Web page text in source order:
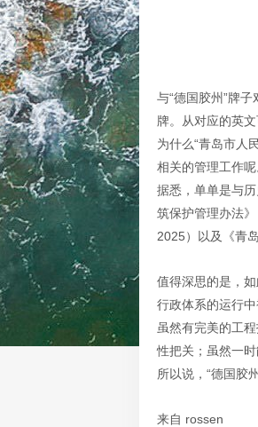
与“德国胶州”牌
牌。从对应的英文
为什么“青岛市人
相关的管理工作呢
据悉，单单是与
筑保护管理办法
2025）以及《青
值得深思的是，
行政体系的运行中
虽然有完美的工
性把关；虽然一
所以说，“德国胶
来自 rossen